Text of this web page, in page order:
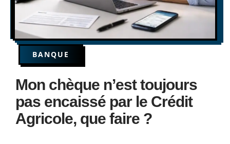
BANQUE
Mon chèque n’est toujours
pas encaissé par le Crédit
Agricole, que faire ?